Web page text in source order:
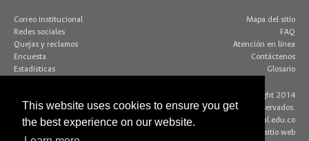
This website uses cookies to ensure you get
the best experience on our website.
Correo institucional
Redes sociales
Quejas y reclamos
Encuesta
Estadísticas
Mapa del sitio
FAQ
Atención en línea
Contáctenos
Glosario
Dirección
Edif. 205 - Of. 117
© Copyright 2014
Algunos derechos reservados.
editorweb_fchbog@unal.edu.co
Acerca de este sitio web